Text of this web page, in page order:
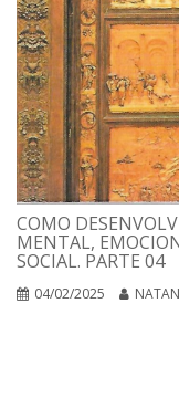
COMO
MENTAL,
SOCIAL. PARTE 04
04/02/2025 NATAN